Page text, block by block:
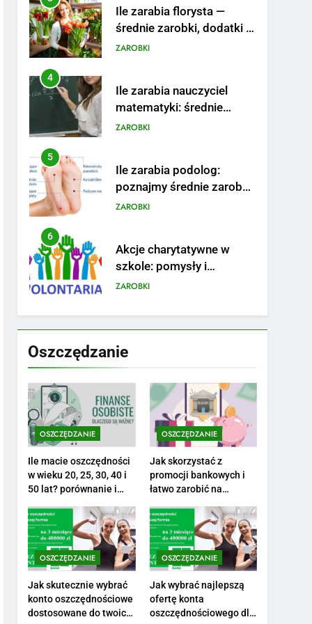
Ile zarabia florysta —
średnie zarobki, dodatki i
sposoby na podwyżkę
ZAROBKI
4
Ile zarabia nauczyciel
matematyki: średnie
zarobki, dodatki i
ZAROBKI
5
Ile zarabia podolog:
poznajmy średnie zarobki
na tym stanowisku
ZAROBKI
6
Akcje charytatywne w
szkole: pomysły i
przykłady, które
ZAROBKI
7
Jak przygotować się
finansowo na narodziny
jak zaplanować budżet
PORADY
8
Netflix tagger — czym
jest, opinie i zarobki
PRACA
1
Ile zarabia striptizer:
poznaj aktualne stawki
męskiego striptizera
ZAROBKI
2
Ile zarabia psycholog
szkolny: poznaj średnie
zarobki na tym
stanowisku
ZAROBKI
Oszczędzanie
OSZCZĘDZANIE
Ile macie oszczędności
w wieku 20, 25, 30, 40 i
50 lat? porównanie i
OSZCZĘDZANIE
Jak skorzystać z
promocji bankowych i
łatwo zarobić na
OSZCZĘDZANIE
Jak skutecznie wybrać
konto oszczędnościowe
dostosowane do twoich
OSZCZĘDZANIE
Jak wybrać najlepszą
ofertę konta
oszczędnościowego dla